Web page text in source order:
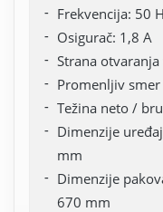
Frekvencija: 50
Osigurač: 1,8 A
Strana
Promenljiv
Težina neto /
Dimenzije
mm
Dimenzije
670 mm